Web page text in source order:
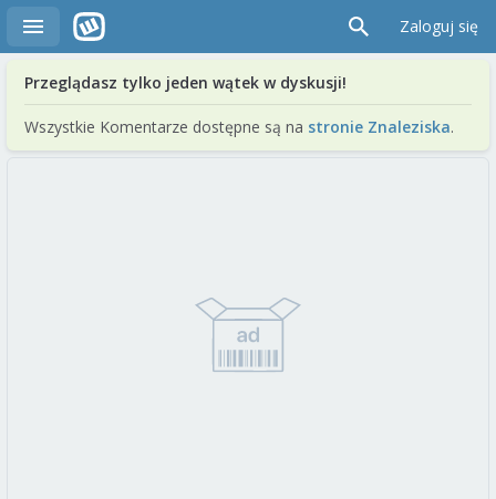
Zaloguj się
Przeglądasz tylko jeden wątek w dyskusji!
Wszystkie Komentarze dostępne są na stronie Znaleziska.